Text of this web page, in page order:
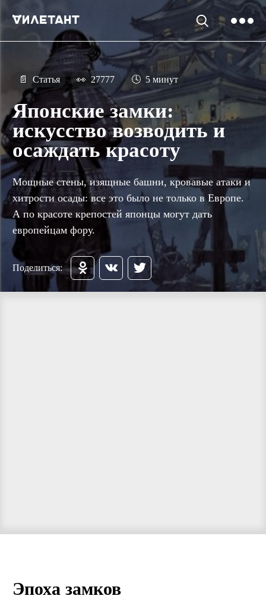
📄 Статья 👀 27777 🕓 5 минут
Японские замки:
искусство возводить и
осаждать красоту
Мощные стены, изящные башни, кровавые атаки и
хитрости осады: все это было не только в Европе.
А по красоте крепостей японцы могут дать
европейцам фору.
Поделиться:
Эпоха замков